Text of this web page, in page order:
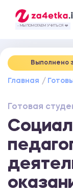
- МЫ ПОМОГАЕМ УЧИТЬСЯ ❤️
Выполнено
Главная
Готовая